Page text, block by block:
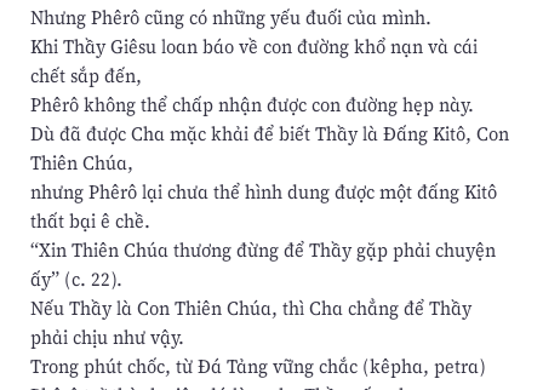
Nhưng Phêrô cũng có những yếu đuối của mình.
Khi Thầy Giêsu loan báo về con đường khổ nạn và cái
chết sắp đến,
Phêrô không thể chấp nhận được con đường hẹp này.
Dù đã được Cha mặc khải để biết Thầy là Đấng Kitô, Con
Thiên Chúa,
nhưng Phêrô lại chưa thể hình dung được một đấng Kitô
thất bại ê chề.
“Xin Thiên Chúa thương đừng để Thầy gặp phải chuyện
ấy” (c. 22).
Nếu Thầy là Con Thiên Chúa, thì Cha chẳng để Thầy
phải chịu như vậy.
Trong phút chốc, từ Đá Tảng vững chắc (kêpha, petra)